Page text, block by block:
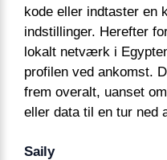
kode eller indtaster en
indstillinger. Herefter
lokalt netværk i
profilen ved ankomst.
frem overalt, uanset
eller data til en tur ned
Saily